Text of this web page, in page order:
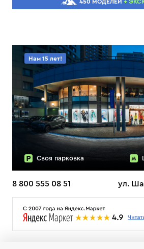
450 МОДЕЛЕЙ +
Нам 15 лет!
Своя парковка
8 800 555 08 51 ул.